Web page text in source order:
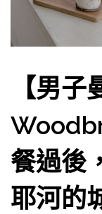
【男子
餐過後
耶河的